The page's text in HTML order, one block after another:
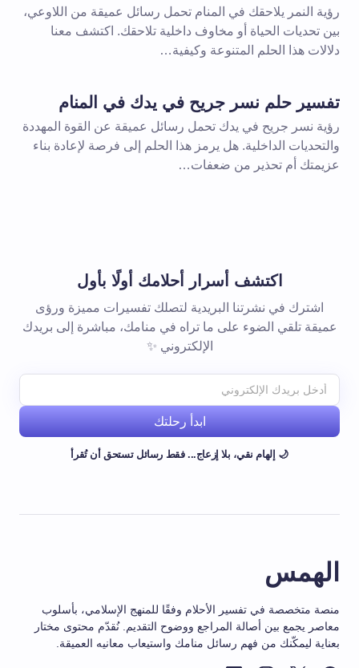
رؤية النمر يلاحقك في المنام تحمل رسائل عميقة من اللاوعي،
بين تحديات الحياة أو مخاوف داخلية تلاحقك. اكتشف معنا
دلالات هذا الحلم المتنوعة وكيفية…
تفسير حلم نسر جريح في يدك في المنام
رؤية نسر جريح في يدك تحمل رسائل عميقة عن القوة المهددة
والتحديات الداخلية. هل يرمز هذا الحلم إلى فرصة لإعادة بناء
عزيمتك أم تحذير من ضعفات…
اكتشف أسرار أحلامك أولًا بأول
اشترك في نشرتنا البريدية لتصلك تفسيرات مميزة ورؤى
عميقة تلقي الضوء على ما تراه في منامك، مباشرة إلى بريدك
الإلكتروني ✨
ابدأ رحلتك
🌙 إلهام نقي، بلا إزعاج... فقط رسائل تستحق أن تُقرأ
الهمس
منصة متخصصة في تفسير الأحلام وفقًا للمنهج الإسلامي، بأسلوب
معاصر يجمع بين أصالة المراجع ووضوح التقديم. نُقدّم محتوى مختار
بعناية ليمكّنك من فهم رسائل منامك واستيعاب معانيه العميقة.